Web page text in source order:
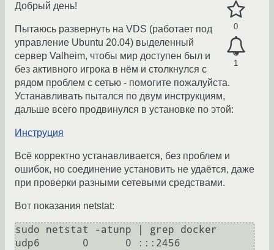
0
1
Добрый день!
Пытаюсь развернуть на VDS (работает под
управление Ubuntu 20.04) выделенный
сервер Valheim, чтобы мир доступен был и
без активного игрока в нём и столкнулся с
рядом проблем с сетью - помогите пожалуйста.
Устанавливать пытался по двум инструкциям,
дальше всего продвинулся в установке по этой:
Инструция
Всё корректно устанавливается, без проблем и
ошибок, но соединение установить не удаётся, даже
при проверки разными сетевыми средствами.
Вот показания netstat:
sudo netstat -atunp | grep docker
udp6       0      0 :::2456